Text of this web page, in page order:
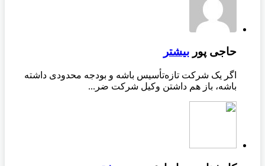
حاجی پور بیشتر
اگر یک شرکت تازه‌تأسیس باشه و بودجه محدودی داشته
باشه، باز هم داشتن وکیل شرکت ضر...